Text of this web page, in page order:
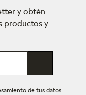
y obtén
productos y
de tus datos